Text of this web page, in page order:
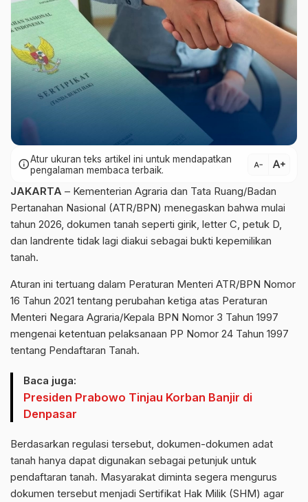
infoAtur ukuran teks artikel ini untuk mendapatkan
pengalaman membaca terbaik.
text_decrease text_increase
JAKARTA – Kementerian Agraria dan Tata Ruang/Badan
Pertanahan Nasional (ATR/BPN) menegaskan bahwa mulai
tahun 2026, dokumen tanah seperti girik, letter C, petuk D,
dan landrente tidak lagi diakui sebagai bukti kepemilikan
tanah.
Aturan ini tertuang dalam Peraturan Menteri ATR/BPN Nomor
16 Tahun 2021 tentang perubahan ketiga atas Peraturan
Menteri Negara Agraria/Kepala BPN Nomor 3 Tahun 1997
mengenai ketentuan pelaksanaan PP Nomor 24 Tahun 1997
tentang Pendaftaran Tanah.
Baca juga:
Presiden Prabowo Tinjau Korban Banjir di
Denpasar
Berdasarkan regulasi tersebut, dokumen-dokumen adat
tanah hanya dapat digunakan sebagai petunjuk untuk
pendaftaran tanah. Masyarakat diminta segera mengurus
dokumen tersebut menjadi Sertifikat Hak Milik (SHM) agar